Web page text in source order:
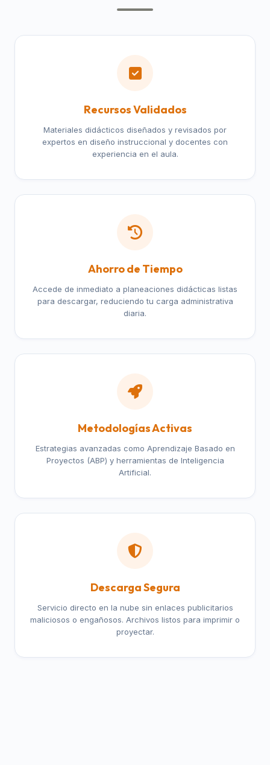
Recursos Validados
Materiales didácticos diseñados y revisados por
expertos en diseño instruccional y docentes con
experiencia en el aula.
Ahorro de Tiempo
Accede de inmediato a planeaciones didácticas listas
para descargar, reduciendo tu carga administrativa
diaria.
Metodologías Activas
Estrategias avanzadas como Aprendizaje Basado en
Proyectos (ABP) y herramientas de Inteligencia
Artificial.
Descarga Segura
Servicio directo en la nube sin enlaces publicitarios
maliciosos o engañosos. Archivos listos para imprimir o
proyectar.